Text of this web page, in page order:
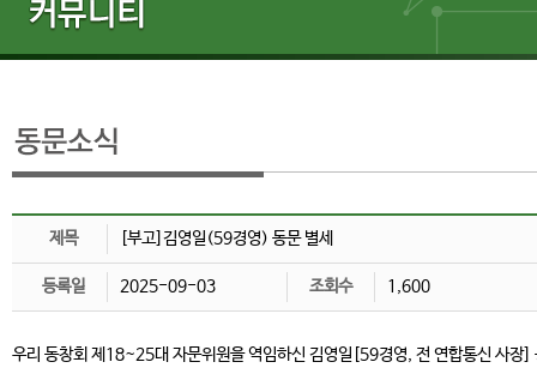
제목 [부고]김영일(59경영) 동문 별세
등록일 2025-09-03 조회수 1,600
우리 동창회 제18~25대 자문위원을 역임하신 김영일[59경영, 전 연합통신 사장]